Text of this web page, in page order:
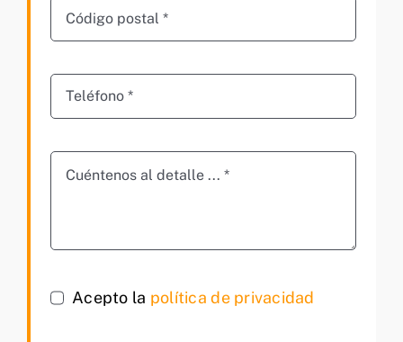
Acepto la política de privacidad